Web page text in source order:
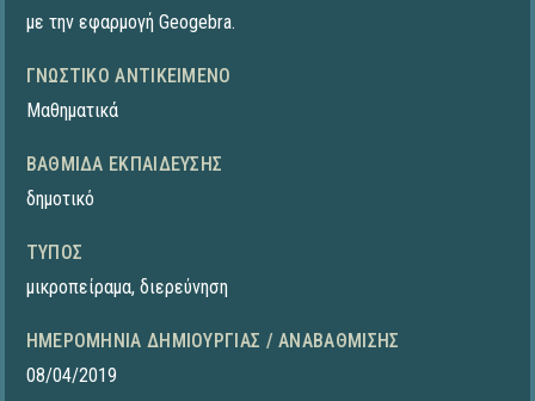
με την εφαρμογή Geogebra.
ΓΝΩΣΤΙΚΌ ΑΝΤΙΚΕΊΜΕΝΟ
Μαθηματικά
ΒΑΘΜΊΔΑ ΕΚΠΑΊΔΕΥΣΗΣ
δημοτικό
ΤΎΠΟΣ
μικροπείραμα, διερεύνηση
ΗΜΕΡΟΜΗΝΊΑ ΔΗΜΙΟΥΡΓΊΑΣ / ΑΝΑΒΆΘΜΙΣΗΣ
08/04/2019